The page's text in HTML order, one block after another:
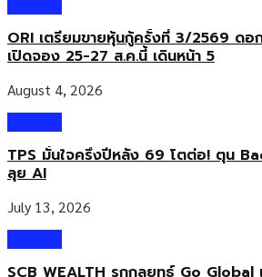
ORI เตรียมขายหุ้นกู้ครั้งที่ 3/2569 ดอ
เปิดจอง 25-27 ส.ค.นี้ เดินหน้า 5
August 4, 2026
TPS มั่นใจครึ่งปีหลัง 69 โตต่อ! ตุน
ลุย AI
July 13, 2026